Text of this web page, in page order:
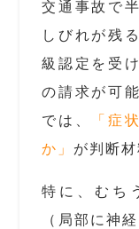
交通事故で
しびれが残
級認定を受
の請求が可
では、
「症
か」 が判断
特に、むち
（局部に神